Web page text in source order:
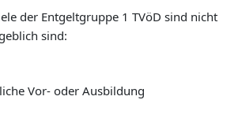
der Entgeltgruppe 1 TVöD sind nicht
sind:
Vor- oder Ausbildung